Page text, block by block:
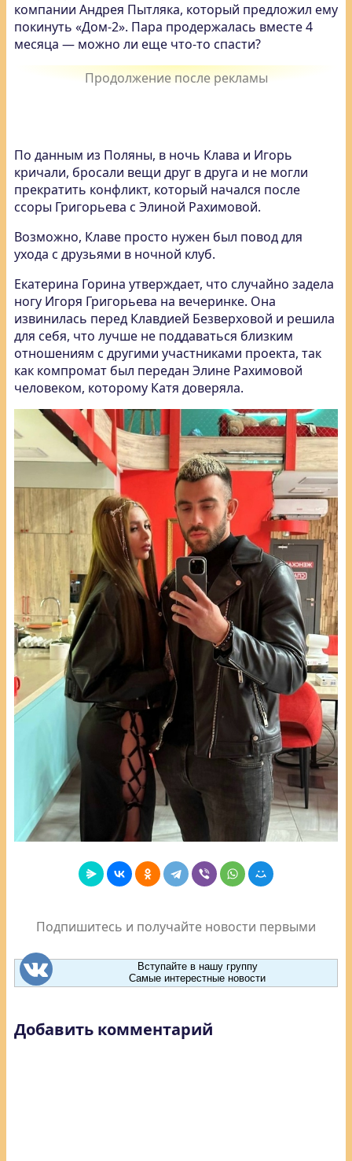
компании Андрея Пытляка, который предложил ему
покинуть «Дом-2». Пара продержалась вместе 4
месяца — можно ли еще что-то спасти?
По данным из Поляны, в ночь Клава и Игорь
кричали, бросали вещи друг в друга и не могли
прекратить конфликт, который начался после
ссоры Григорьева с Элиной Рахимовой.
Возможно, Клаве просто нужен был повод для
ухода с друзьями в ночной клуб.
Екатерина Горина утверждает, что случайно задела
ногу Игоря Григорьева на вечеринке. Она
извинилась перед Клавдией Безверховой и решила
для себя, что лучше не поддаваться близким
отношениям с другими участниками проекта, так
как компромат был передан Элине Рахимовой
человеком, которому Катя доверяла.
Подпишитесь и получайте новости первыми
Вступайте в нашу группу
Самые интерестные новости
Добавить комментарий